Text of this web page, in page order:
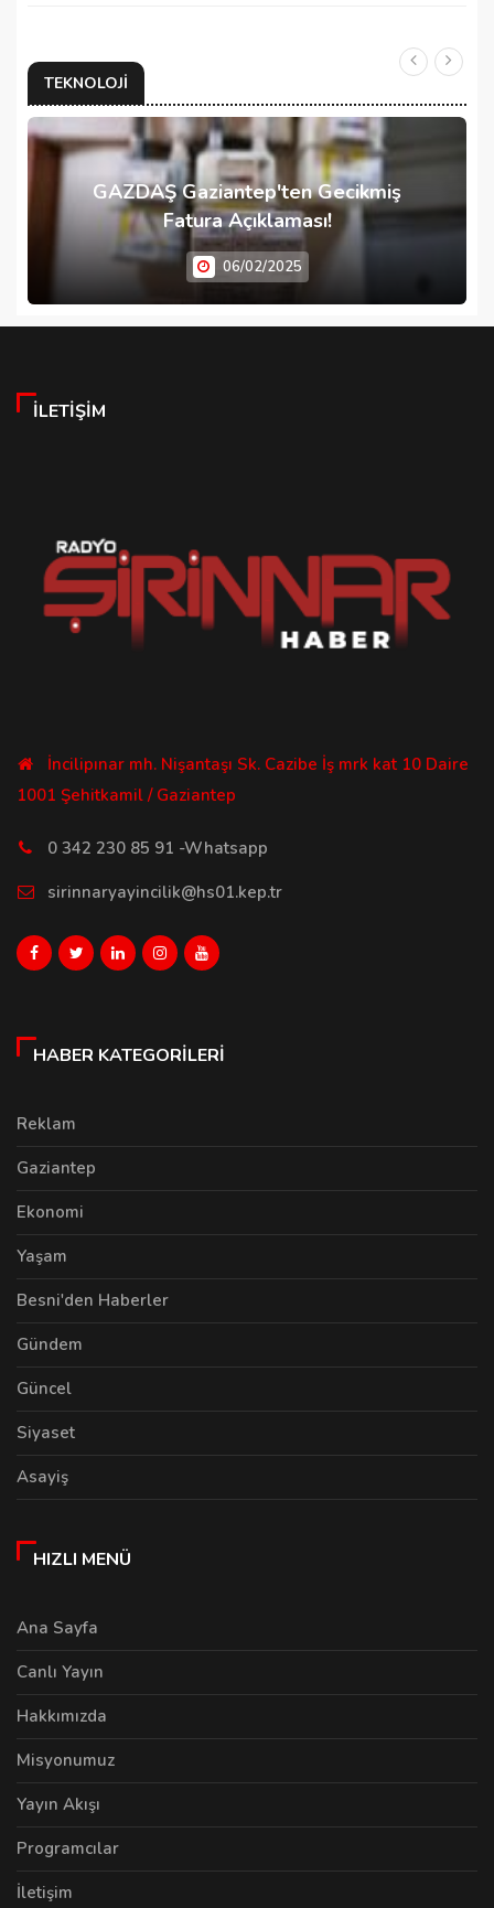
TEKNOLOJI
GAZDAŞ Gaziantep'ten Gecikmiş
Fatura Açıklaması!
06/02/2025
İLETIŞIM
İncilipınar mh. Nişantaşı Sk. Cazibe İş mrk kat 10 Daire
1001 Şehitkamil / Gaziantep
0 342 230 85 91 -Whatsapp
sirinnaryayincilik@hs01.kep.tr
HABER KATEGORILERI
Reklam
Gaziantep
Ekonomi
Yaşam
Besni'den Haberler
Gündem
Güncel
Siyaset
Asayiş
HIZLI MENÜ
Ana Sayfa
Canlı Yayın
Hakkımızda
Misyonumuz
Yayın Akışı
Programcılar
İletişim